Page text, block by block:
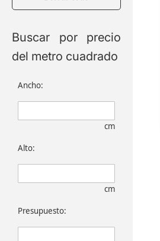
Buscar por precio
del metro cuadrado
Ancho:
cm
Alto:
cm
Presupuesto: